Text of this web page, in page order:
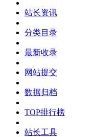
站长资讯
分类目录
最新收录
网站提交
数据归档
TOP排行榜
站长工具